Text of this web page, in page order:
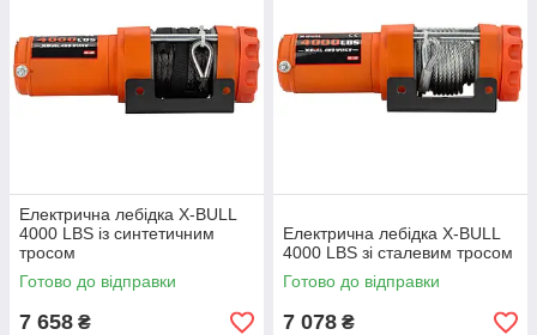
Електрична лебідка X-BULL
4000 LBS із синтетичним
тросом
Готово до відправки
7 658 ₴
Електрична лебідка X-BULL
4000 LBS зі сталевим тросом
Готово до відправки
7 078 ₴